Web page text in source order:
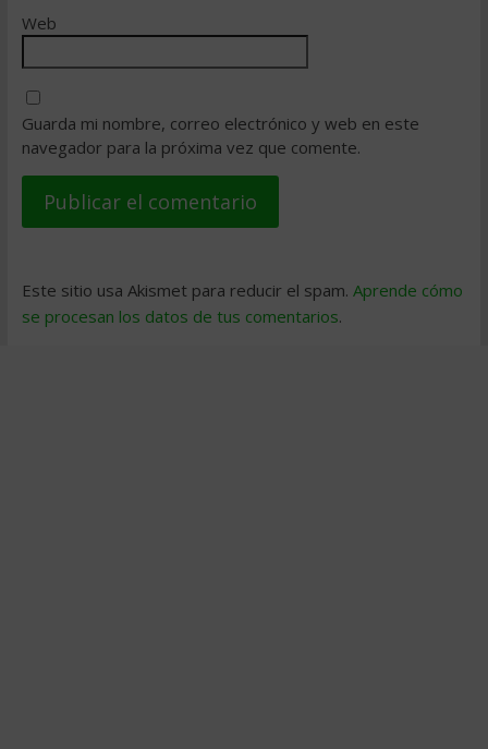
Web
Guarda mi nombre, correo electrónico y web en este
navegador para la próxima vez que comente.
Este sitio usa Akismet para reducir el spam. Aprende cómo
se procesan los datos de tus comentarios.